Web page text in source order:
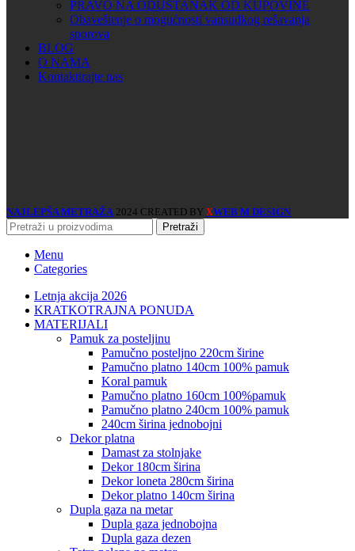
PRAVO NA ODUSTANAK OD KUPOVINE
Obaveštenje o mogućnosti vansudkog rešavanja
sporova
BLOG
O NAMA
Kontaktirajte nas
NAJLEPŠA METRAŽA 2024 CREATED BY XWEB M DESIGN
Pretraži
Menu
Categories
Letnja akcija 2026
KRATKOTRAJNA PONUDA
MATERIJALI
pamuk za posteljinu
pamučno posteljno 220cm širine
pamučno platno 140cm 100% pamuk
koral pamuk
pamučno platno 160cm 100%pamuk
pamučno platno 240cm 100% pamuk
240cm širina jednobojni
dekor platna
damast za stolnjake
dekor 180cm širina
dekor loneta 280cm širina
dekor platno 140cm širina
dupla gaza na metar
dupla gaza jednobojna
dupla gaza dezen